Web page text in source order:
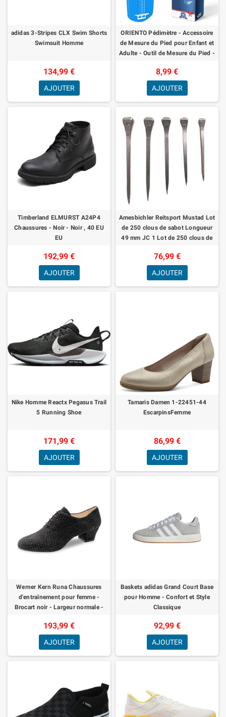
adidas 3-Stripes CLX Swim Shorts
Swimsuit Homme
134,99 €
AJOUTER
ORIENTO Pédimètre - Accessoire
de Mesure du Pied pour Enfant et
Adulte - Outil de Mesure du Pied -
8,99 €
AJOUTER
Timberland ELMURST A24P4
Chaussures - Noir - Noir , 40 EU
EU
192,99 €
AJOUTER
Amesbichler Reitsport Mustad Lot
de 250 clous de sabot Longueur
49 mm JC 1 Lot de 250 clous de
76,99 €
AJOUTER
Nike Homme Reactx Pegasus Trail
5 Running Shoe
171,99 €
AJOUTER
Tamaris Damen 1-22451-44
EscarpinsFemme
86,99 €
AJOUTER
Werner Kern Runa Chaussures
d'entraînement pour femme -
Brocart noir - Largeur normale -
daim
193,99 €
AJOUTER
Baskets adidas Grand Court Base
pour Homme - Confort et Style
Classique
92,99 €
AJOUTER